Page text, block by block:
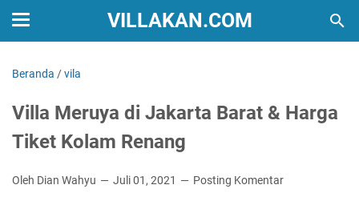
VILLAKAN.COM
Beranda /vila
Villa Meruya di Jakarta Barat & Harga
Tiket Kolam Renang
Oleh Dian Wahyu Juli 01, 2021 Posting Komentar